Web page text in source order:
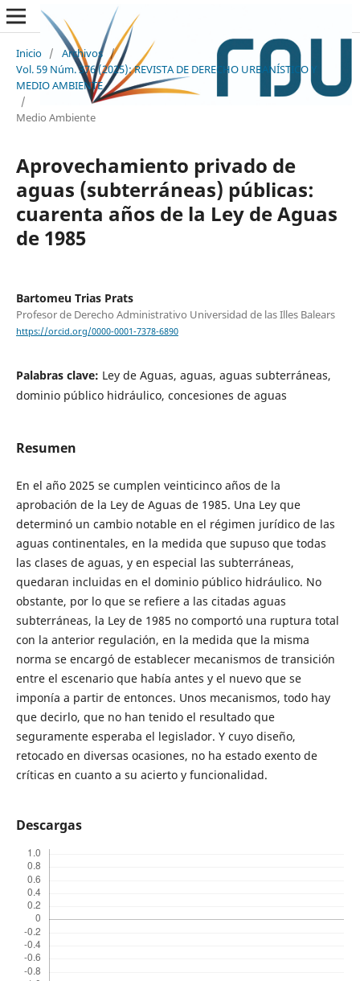
Inicio / Archivos /
Vol. 59 Núm. 376 (2025): REVISTA DE DERECHO URBANÍSTICO Y
MEDIO AMBIENTE
/
Medio Ambiente
Aprovechamiento privado de
aguas (subterráneas) públicas:
cuarenta años de la Ley de Aguas
de 1985
Bartomeu Trias Prats
Profesor de Derecho Administrativo Universidad de las Illes Balears
https://orcid.org/0000-0001-7378-6890
Palabras clave: Ley de Aguas, aguas, aguas subterráneas,
dominio público hidráulico, concesiones de aguas
Resumen
En el año 2025 se cumplen veinticinco años de la
aprobación de la Ley de Aguas de 1985. Una Ley que
determinó un cambio notable en el régimen jurídico de las
aguas continentales, en la medida que supuso que todas
las clases de aguas, y en especial las subterráneas,
quedaran incluidas en el dominio público hidráulico. No
obstante, por lo que se refiere a las citadas aguas
subterráneas, la Ley de 1985 no comportó una ruptura total
con la anterior regulación, en la medida que la misma
norma se encargó de establecer mecanismos de transición
entre el escenario que había antes y el nuevo que se
imponía a partir de entonces. Unos mecanismos, todo hay
que decirlo, que no han tenido el resultado que
seguramente esperaba el legislador. Y cuyo diseño,
retocado en diversas ocasiones, no ha estado exento de
críticas en cuanto a su acierto y funcionalidad.
Descargas